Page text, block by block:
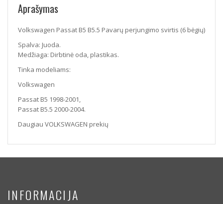
Aprašymas
Volkswagen Passat B5 B5.5 Pavarų perjungimo svirtis (6 bėgių)
Spalva: Juoda.
Medžiaga: Dirbtinė oda, plastikas.
Tinka modeliams:
Volkswagen
Passat B5 1998-2001,
Passat B5.5 2000-2004.
Daugiau VOLKSWAGEN prekių
INFORMACIJA